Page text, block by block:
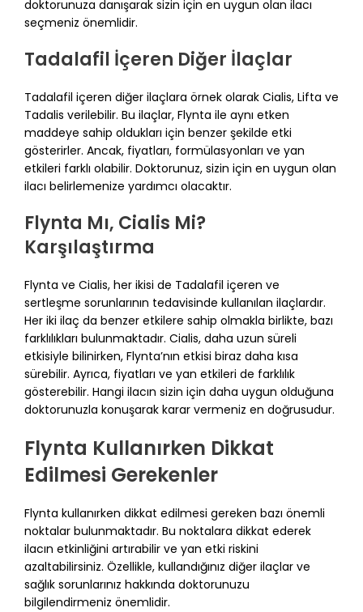
doktorunuza danışarak sizin için en uygun olan ilacı
seçmeniz önemlidir.
Tadalafil İçeren Diğer İlaçlar
Tadalafil içeren diğer ilaçlara örnek olarak Cialis, Lifta ve
Tadalis verilebilir. Bu ilaçlar, Flynta ile aynı etken
maddeye sahip oldukları için benzer şekilde etki
gösterirler. Ancak, fiyatları, formülasyonları ve yan
etkileri farklı olabilir. Doktorunuz, sizin için en uygun olan
ilacı belirlemenize yardımcı olacaktır.
Flynta Mı, Cialis Mi?
Karşılaştırma
Flynta ve Cialis, her ikisi de Tadalafil içeren ve
sertleşme sorunlarının tedavisinde kullanılan ilaçlardır.
Her iki ilaç da benzer etkilere sahip olmakla birlikte, bazı
farklılıkları bulunmaktadır. Cialis, daha uzun süreli
etkisiyle bilinirken, Flynta’nın etkisi biraz daha kısa
sürebilir. Ayrıca, fiyatları ve yan etkileri de farklılık
gösterebilir. Hangi ilacın sizin için daha uygun olduğuna
doktorunuzla konuşarak karar vermeniz en doğrusudur.
Flynta Kullanırken Dikkat
Edilmesi Gerekenler
Flynta kullanırken dikkat edilmesi gereken bazı önemli
noktalar bulunmaktadır. Bu noktalara dikkat ederek
ilacın etkinliğini artırabilir ve yan etki riskini
azaltabilirsiniz. Özellikle, kullandığınız diğer ilaçlar ve
sağlık sorunlarınız hakkında doktorunuzu
bilgilendirmeniz önemlidir.